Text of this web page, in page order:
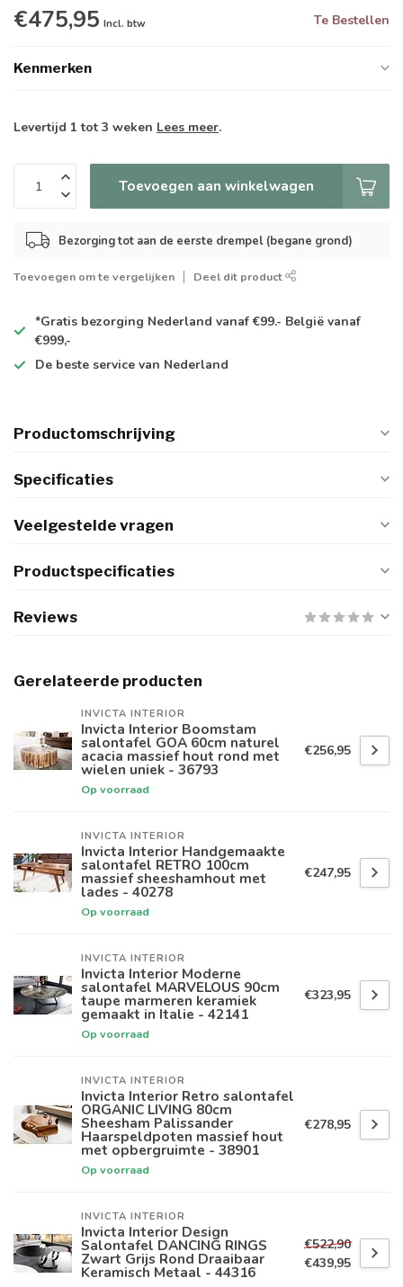
€475,95 Incl. btw Te Bestellen
Kenmerken
Levertijd 1 tot 3 weken Lees meer.
Toevoegen aan winkelwagen
Bezorging tot aan de eerste drempel (begane grond)
Toevoegen om te vergelijken Deel dit product
*Gratis bezorging Nederland vanaf €99.- België vanaf
€999,-
De beste service van Nederland
Productomschrijving
Specificaties
Veelgestelde vragen
Productspecificaties
Reviews
Gerelateerde producten
INVICTA INTERIOR
Invicta Interior Boomstam
salontafel GOA 60cm naturel
acacia massief hout rond met
wielen uniek - 36793
Op voorraad
€256,95
INVICTA INTERIOR
Invicta Interior Handgemaakte
salontafel RETRO 100cm
massief sheeshamhout met
lades - 40278
Op voorraad
€247,95
INVICTA INTERIOR
Invicta Interior Moderne
salontafel MARVELOUS 90cm
taupe marmeren keramiek
gemaakt in Italie - 42141
Op voorraad
€323,95
INVICTA INTERIOR
Invicta Interior Retro salontafel
ORGANIC LIVING 80cm
Sheesham Palissander
Haarspeldpoten massief hout
met opbergruimte - 38901
Op voorraad
€278,95
INVICTA INTERIOR
Invicta Interior Design
Salontafel DANCING RINGS
Zwart Grijs Rond Draaibaar
Keramisch Metaal - 44316
€522,90
€439,95